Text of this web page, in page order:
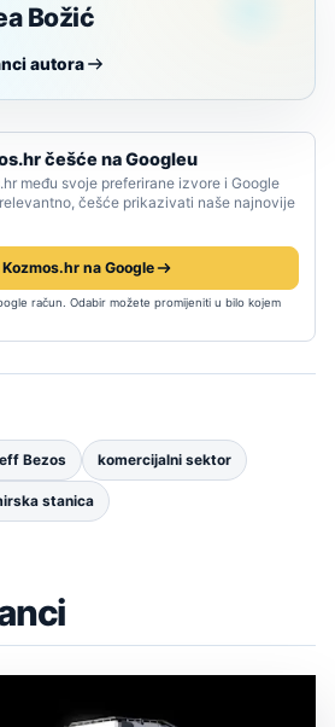
Božić
autora
češće na Googleu
među svoje preferirane izvore i Google
češće prikazivati naše najnovije
na Google
račun. Odabir možete promijeniti u bilo kojem
Bezos komercijalni sektor
stanica